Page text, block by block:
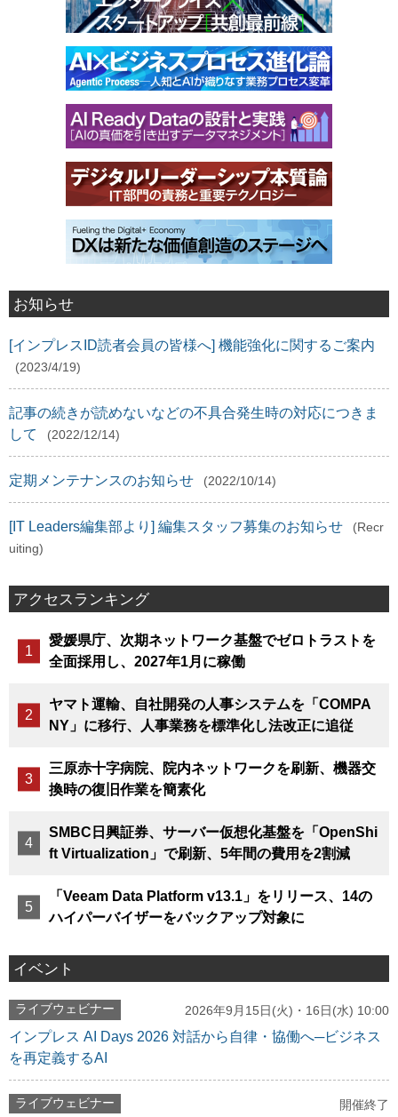
お知らせ
[インプレスID読者会員の皆様へ] 機能強化に関するご案内
(2023/4/19)
記事の続きが読めないなどの不具合発生時の対応につきま
して
(2022/12/14)
定期メンテナンスのお知らせ (2022/10/14)
[IT Leaders編集部より] 編集スタッフ募集のお知らせ
(Recr
uiting)
アクセスランキング
愛媛県庁、次期ネットワーク基盤でゼロトラストを
全面採用し、2027年1月に稼働
ヤマト運輸、自社開発の人事システムを「COMPA
NY」に移行、人事業務を標準化し法改正に追従
三原赤十字病院、院内ネットワークを刷新、機器交
換時の復旧作業を簡素化
SMBC日興証券、サーバー仮想化基盤を「OpenShi
ft Virtualization」で刷新、5年間の費用を2割減
「Veeam Data Platform v13.1」をリリース、14の
ハイパーバイザーをバックアップ対象に
イベント
ライブウェビナー 2026年9月15日(火)・16日(水) 10:00
インプレス AI Days 2026 対話から自律・協働へ─ビジネス
を再定義するAI
ライブウェビナー 開催終了